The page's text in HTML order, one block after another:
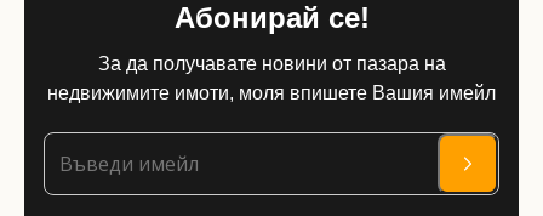
Абонирай се!
За да получавате новини от пазара на
недвижимите имоти, моля впишете Вашия имейл